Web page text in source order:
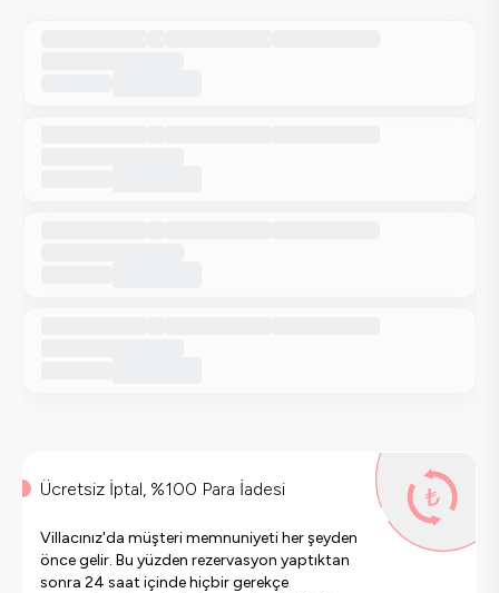
Ücretsiz İptal, %100 Para İadesi
Villacınız'da müşteri memnuniyeti her şeyden
önce gelir. Bu yüzden rezervasyon yaptıktan
sonra 24 saat içinde hiçbir gerekçe